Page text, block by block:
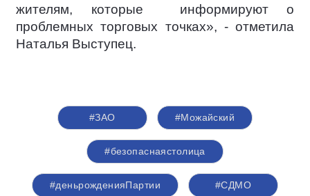
жителям, которые
информируют о
проблемных торговых точках», - отметила
Наталья Выступец.
#ЗАО #Можайский
#безопаснаястолица
#деньрожденияПартии #СДМО